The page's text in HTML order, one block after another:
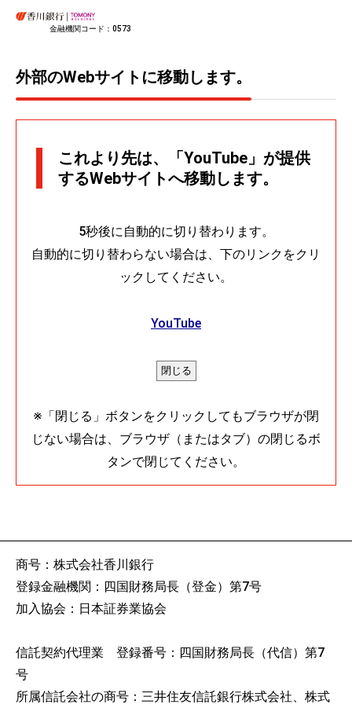
金融機関コード：0573
外部のWebサイトに移動します。
これより先は、「YouTube」が提供
するWebサイトへ移動します。
5秒後に自動的に切り替わります。
自動的に切り替わらない場合は、下のリンクをクリ
ックしてください。
YouTube
※「閉じる」ボタンをクリックしてもブラウザが閉
じない場合は、ブラウザ（またはタブ）の閉じるボ
タンで閉じてください。
商号：株式会社香川銀行
登録金融機関：四国財務局長（登金）第7号
加入協会：日本証券業協会
信託契約代理業 登録番号：四国財務局長（代信）第7
号
所属信託会社の商号：三井住友信託銀行株式会社、株式